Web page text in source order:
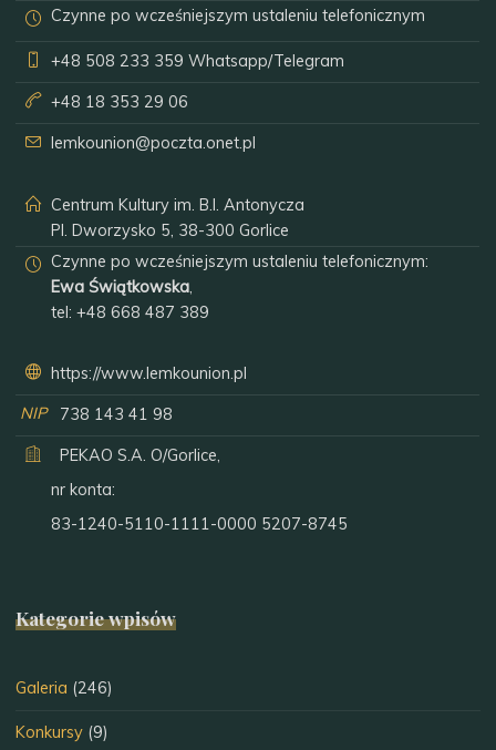
Czynne po wcześniejszym ustaleniu telefonicznym
+48 508 233 359 Whatsapp/Telegram
+48 18 353 29 06
lemkounion@poczta.onet.pl
Centrum Kultury im. B.I. Antonycza
Pl. Dworzysko 5, 38-300 Gorlice
Czynne po wcześniejszym ustaleniu telefonicznym:
Ewa Świątkowska,
tel:+48 668 487 389
https://www.lemkounion.pl
NIP
738 143 41 98
PEKAO S.A. O/Gorlice,
nr konta:
83-1240-5110-1111-0000 5207-8745
Kategorie wpisów
Galeria (246)
Konkursy (9)